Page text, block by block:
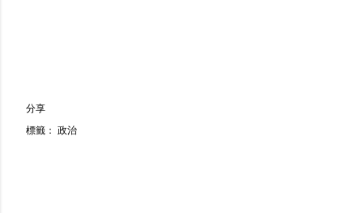
分享
標籤： 政治